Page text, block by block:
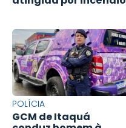
POLÍCIA
GCM de Itaquá